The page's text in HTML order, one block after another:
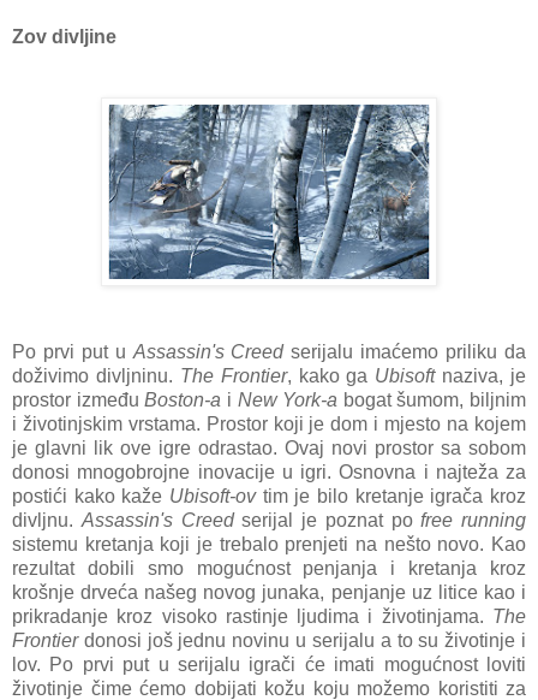
Zov divljine
Po prvi put u Assassin's Creedserijalu imaćemo priliku da
doživimo divljninu. The Frontier, kako ga Ubisoftnaziva, je
prostor izmeđuBoston-a i New York-a bogat šumom, biljnim
i životinjskim vrstama. Prostor koji je dom i mjesto na kojem
je glavni lik ove igre odrastao. Ovaj novi prostor sa sobom
donosi mnogobrojne inovacije u igri. Osnovna i najteža za
postići kako kaže Ubisoft-ovtim je bilo kretanje igrača kroz
divljnu. Assassin's Creedserijal je poznat pofree running
sistemu kretanja koji je trebalo prenjeti na nešto novo. Kao
rezultat dobili smo mogućnost penjanja i kretanja kroz
krošnje drveća našeg novog junaka, penjanje uz litice kao i
prikradanje kroz visoko rastinje ljudima i životinjama. The
Frontierdonosi još jednu novinu u serijalu a to su životinje i
lov. Po prvi put u serijalu igrači će imati mogućnost loviti
životinje čime ćemo dobijati kožu koju možemo koristiti za